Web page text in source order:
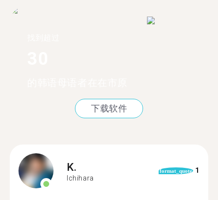
下载软件
K.
Ichihara
format_quote 1